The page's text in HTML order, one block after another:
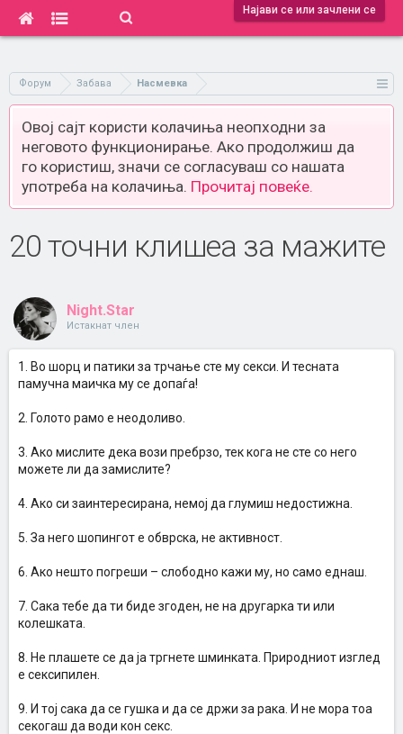
Најави се или зачлени се
Форум Забава Насмевка
Овој сајт користи колачиња неопходни за
неговото функционирање. Ако продолжиш да
го користиш, значи се согласуваш со нашата
употреба на колачиња. Прочитај повеќе.
20 точни клишеа за мажите
Night.Star
Истакнат член
1. Во шорц и патики за трчање сте му секси. И тесната
памучна маичка му се допаѓа!
2. Голото рамо е неодоливо.
3. Ако мислите дека вози пребрзо, тек кога не сте со него
можете ли да замислите?
4. Ако си заинтересирана, немој да глумиш недостижна.
5. За него шопингот е обврска, не активност.
6. Ако нешто погреши – слободно кажи му, но само еднаш.
7. Сака тебе да ти биде згоден, не на другарка ти или
колешката.
8. Не плашете се да ја тргнете шминката. Природниот изглед
е сексипилен.
9. И тој сака да се гушка и да се држи за рака. И не мора тоа
секогаш да води кон секс.